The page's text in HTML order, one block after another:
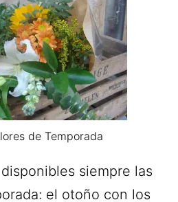
de Temporada
siempre las
el otoño con los